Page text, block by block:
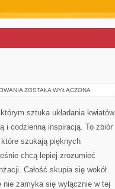
INSPIRACJE
ZOSTAŁA WYŁĄCZONA
sztuka układania kwiatów
i codzienną inspiracją. To zbiór
szukają pięknych
chcą lepiej zrozumieć
Całość skupia się wokół
nie zamyka się wyłącznie w tej